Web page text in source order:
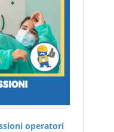
operatori